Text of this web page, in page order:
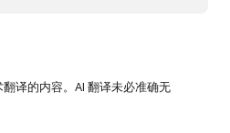
译的内容。AI 翻译未必准确无